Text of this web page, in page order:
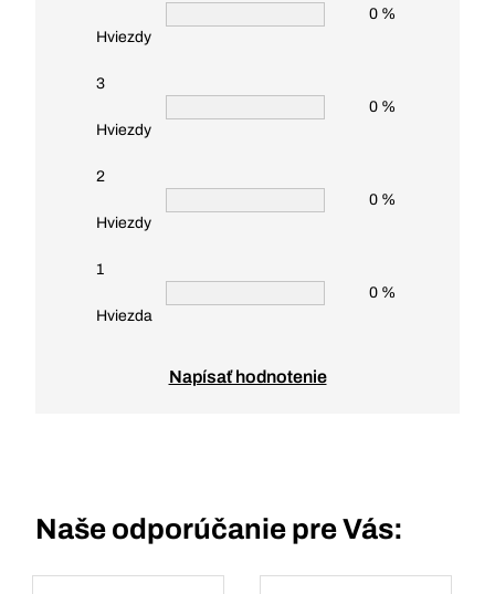
Hviezdy
0 %
3
Hviezdy
0 %
2
Hviezdy
0 %
1
Hviezda
0 %
Napísať hodnotenie
Naše odporúčanie pre Vás: